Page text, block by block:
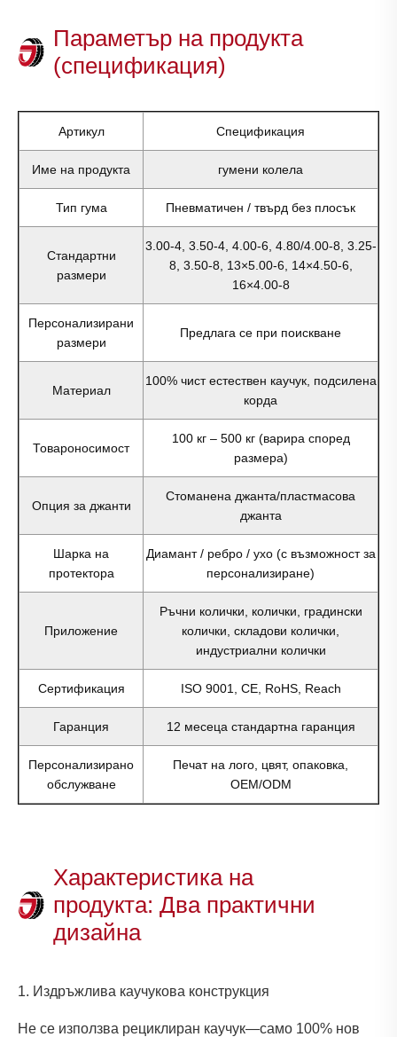
Параметър на продукта
(спецификация)
Артикул Спецификация
Име на продукта гумени колела
Тип гума Пневматичен / твърд без плосък
Стандартни
размери
3.00-4, 3.50-4, 4.00-6, 4.80/4.00-8, 3.25-
8, 3.50-8, 13×5.00-6, 14×4.50-6,
16×4.00-8
Персонализирани
размери
Предлага се при поискване
Материал
100% чист естествен каучук, подсилена
корда
Товароносимост
100 кг – 500 кг (варира според
размера)
Опция за джанти
Стоманена джанта/пластмасова
джанта
Шарка на
протектора
Диамант / ребро / ухо (с възможност за
персонализиране)
Приложение
Ръчни колички, колички, градински
колички, складови колички,
индустриални колички
Сертификация ISO 9001, CE, RoHS, Reach
Гаранция 12 месеца стандартна гаранция
Персонализирано
обслужване
Печат на лого, цвят, опаковка,
OEM/ODM
Характеристика на
продукта: Два практични
дизайна
1. Издръжлива каучукова конструкция
Не се използва рециклиран каучук—само 100% нов